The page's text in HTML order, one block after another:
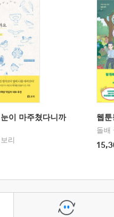
이 마주쳤다니까
보리
웹
돌배